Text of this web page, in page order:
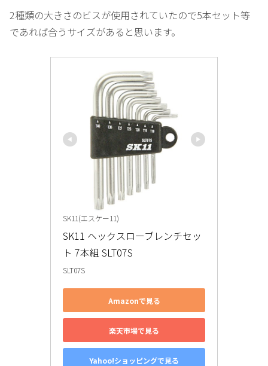
2種類の大きさのビスが使用されていたので5本セット等
であれば合うサイズがあると思います。
SK11(エスケー11)
SK11 ヘックスローブレンチセッ
ト 7本組 SLT07S
SLT07S
Amazonで見る
楽天市場で見る
Yahoo!ショッピングで見る